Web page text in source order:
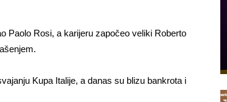
Paolo Rosi, a karijeru započeo veliki Roberto
Kupa Italije, a danas su blizu bankrota i